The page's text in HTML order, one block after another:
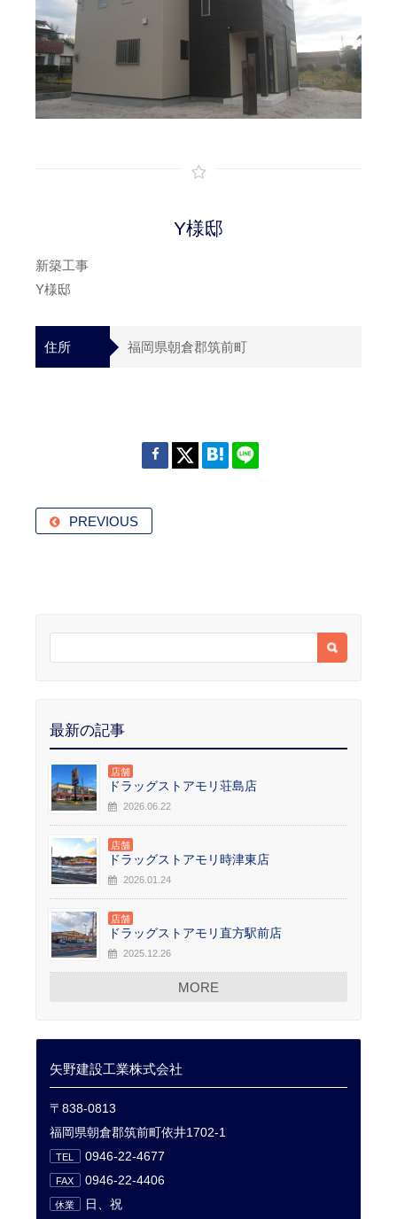
Y様邸
新築工事
Y様邸
住所 福岡県朝倉郡筑前町
PREVIOUS
最新の記事
店舗
ドラッグストアモリ荘島店
2026.06.22
店舗
ドラッグストアモリ時津東店
2026.01.24
店舗
ドラッグストアモリ直方駅前店
2025.12.26
MORE
矢野建設工業株式会社
〒838-0813
福岡県朝倉郡筑前町依井1702-1
TEL 0946-22-4677
FAX 0946-22-4406
休業 日、祝